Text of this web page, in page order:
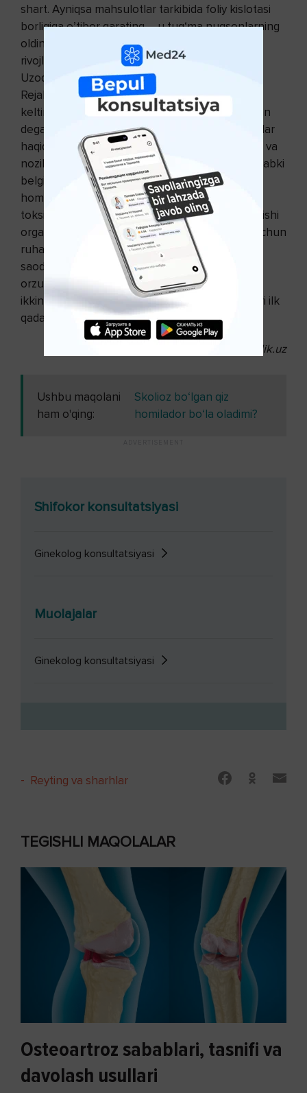
shart. Ayniqsa mahsulotlar tarkibida foliy kislotasi
borligiga e’tibor qarating – u tug‘ma nuqsonlarning
oldini olishda va homilaning bir meyorda
rivojlanishiga yordam beradi.
Uzoq kutilgan mo‘’jiza!
Rejalashtirilgan homiladorlik doimo quvonch
keltiradi! Yaqin vaqt oralig‘ida homilador bo‘laman
degan hissiyot eng yaxshi va umidbaxsh o‘y-fikrlar
haqida xayol surishga majbur qiladigan ajoyib iliq va
nozik tuyg‘udir. Mayli, hali homiladorlikning dastlabki
belgi-alomatlari bo‘lmasin, mayli, hali
homiladorlikning birinchi haftasidagi ertalabki
toksikoz sodir bo‘lmasin, lekin bu pallada ayol kishi
organizmining har bir hujayrasi avlod qoldirish uchun
ruhan tayyordir. Baxt, murg‘ak jonzot va
saodatmand oila qurish albatta ushaladigan
orzulardir.Homiladorliktestida ko‘rinish bergan
ikkinchi chiziqcha – yangi hayotning tug‘ilishi sari ilk
qadam!
Homiladorlik.uz
Ushbu maqolani
ham o'qing:
Skolioz bo‘lgan qiz
homilador bo‘la oladimi?
Shifokor konsultatsiyasi
Ginekolog konsultatsiyasi
Muolajalar
Ginekolog konsultatsiyasi
- Reyting va sharhlar
TEGISHLI MAQOLALAR
Osteoartroz sabablari, tasnifi va
davolash usullari